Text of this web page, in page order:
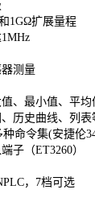
1GΩ扩展量程
测量
、最小值、平
历史曲线、列表
命令集(安捷伦
子（ET3260）
，7档可选